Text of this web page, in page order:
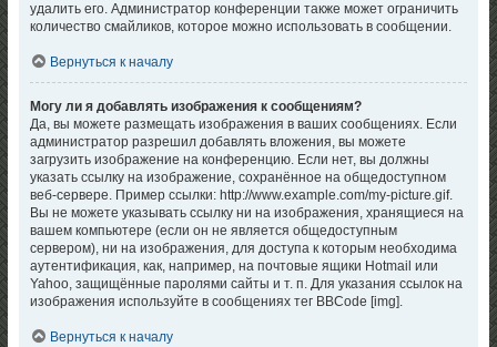
удалить его. Администратор конференции также может ограничить
количество смайликов, которое можно использовать в сообщении.
Вернуться к началу
Могу ли я добавлять изображения к сообщениям?
Да, вы можете размещать изображения в ваших сообщениях. Если
администратор разрешил добавлять вложения, вы можете
загрузить изображение на конференцию. Если нет, вы должны
указать ссылку на изображение, сохранённое на общедоступном
веб-сервере. Пример ссылки: http://www.example.com/my-picture.gif.
Вы не можете указывать ссылку ни на изображения, хранящиеся на
вашем компьютере (если он не является общедоступным
сервером), ни на изображения, для доступа к которым необходима
аутентификация, как, например, на почтовые ящики Hotmail или
Yahoo, защищённые паролями сайты и т. п. Для указания ссылок на
изображения используйте в сообщениях тег BBCode [img].
Вернуться к началу